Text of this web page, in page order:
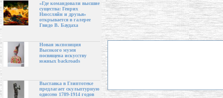
«Где командовали высшие
существа: Генрих
Нюссляйн и друзья»
открывается в галерее
Гвидо В. Баудаха
Новая экспозиция
Высокого музея
посвящена искусству
южных backroads
Выставка в Глиптотеке
предлагает скульптурную
одиссею 1789-1914 годов